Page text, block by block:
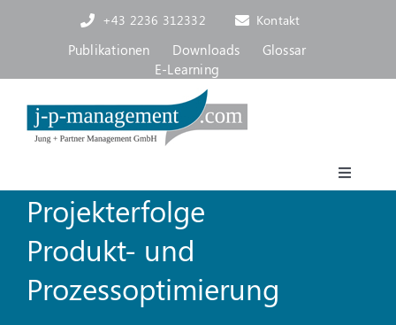
+43 2236 312332 Kontakt
Publikationen Downloads
Glossar
E-Learning
Toggle
Akademie
Consulting, Coaching
Projekterfolge
Produkt- und
Prozessoptimierung